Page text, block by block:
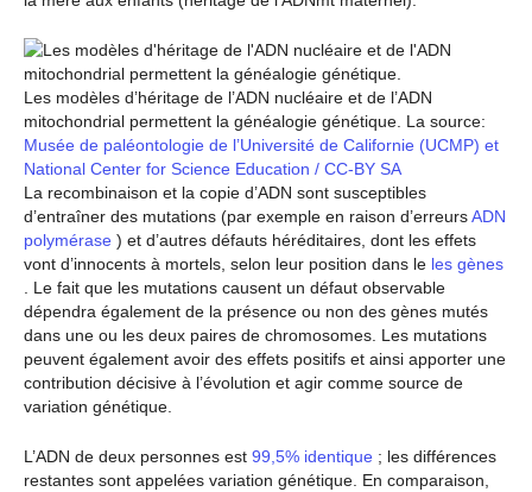
Les modèles d’héritage de l’ADN nucléaire et de l’ADN
mitochondrial permettent la généalogie génétique. La source:
Musée de paléontologie de l’Université de Californie (UCMP) et
National Center for Science Education / CC-BY SA
La recombinaison et la copie d’ADN sont susceptibles
d’entraîner des mutations (par exemple en raison d’erreursADN
polymérase ) et d’autres défauts héréditaires, dont les effets
vont d’innocents à mortels, selon leur position dans le les gènes
. Le fait que les mutations causent un défaut observable
dépendra également de la présence ou non des gènes mutés
dans une ou les deux paires de chromosomes. Les mutations
peuvent également avoir des effets positifs et ainsi apporter une
contribution décisive à l’évolution et agir comme source de
variation génétique.
L’ADN de deux personnes est 99,5% identique ; les différences
restantes sont appelées variation génétique. En comparaison,